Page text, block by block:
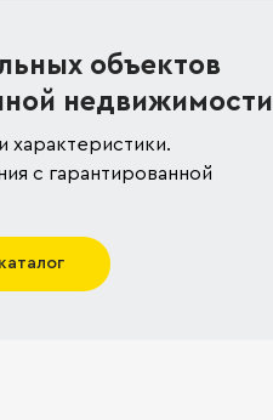
объектов
недвижимости
характеристики.
с гарантированной